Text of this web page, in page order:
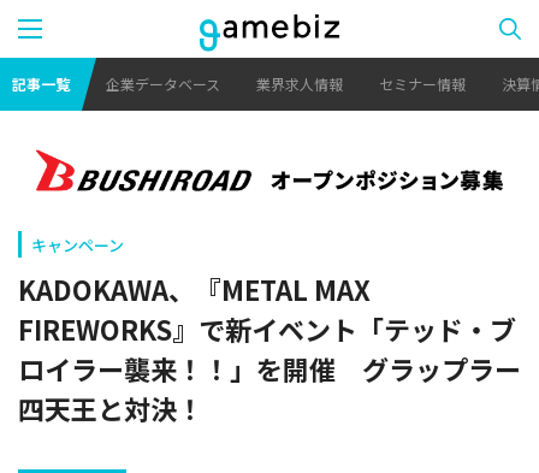
記事一覧 企業データベース 業界求人情報 セミナー情報 決算
キャンペーン
KADOKAWA、『METAL MAX
FIREWORKS』で新イベント「テッド・ブ
ロイラー襲来！！」を開催 グラップラー
四天王と対決！